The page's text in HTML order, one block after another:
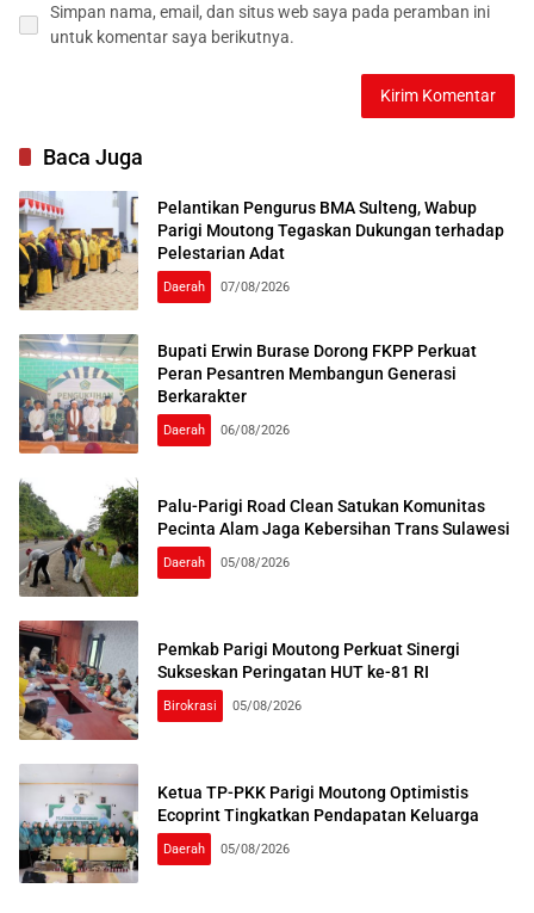
Simpan nama, email, dan situs web saya pada peramban ini
untuk komentar saya berikutnya.
Baca Juga
Pelantikan Pengurus BMA Sulteng, Wabup
Parigi Moutong Tegaskan Dukungan terhadap
Pelestarian Adat
Daerah 07/08/2026
Bupati Erwin Burase Dorong FKPP Perkuat
Peran Pesantren Membangun Generasi
Berkarakter
Daerah 06/08/2026
Palu-Parigi Road Clean Satukan Komunitas
Pecinta Alam Jaga Kebersihan Trans Sulawesi
Daerah 05/08/2026
Pemkab Parigi Moutong Perkuat Sinergi
Sukseskan Peringatan HUT ke-81 RI
Birokrasi 05/08/2026
Ketua TP-PKK Parigi Moutong Optimistis
Ecoprint Tingkatkan Pendapatan Keluarga
Daerah 05/08/2026